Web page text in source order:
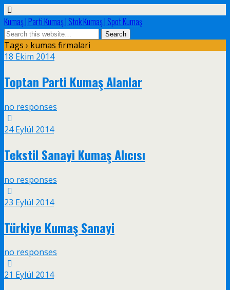
Kumaş | Parti Kumaş | Stok Kumaş | Spot Kumaş
Tags › kumas firmalari
18 Ekim 2014
Toptan Parti Kumaş Alanlar
no responses
24 Eylül 2014
Tekstil Sanayi Kumaş Alıcısı
no responses
23 Eylül 2014
Türkiye Kumaş Sanayi
no responses
21 Eylül 2014